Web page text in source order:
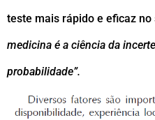
teste mais rápido e eficaz no
medicina é a ciência da
probabilidade”.